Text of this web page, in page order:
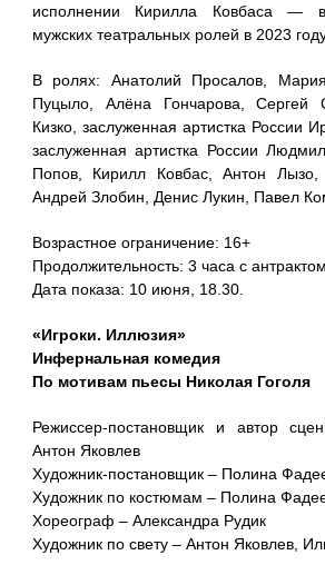
исполнении Кирилла Ковбаса —
мужских театральных ролей в 2023
В ролях: Анатолий Просалов,
Пуцыло, Алёна Гончарова, Сергей
Кизко, заслуженная артистка России
заслуженная артистка России
Попов, Кирилл Ковбас, Антон Лызо,
Андрей Злобин, Денис Лукин, Павел
Возрастное ограничение: 16+
Продолжительность: 3 часа с антрактом
Дата показа: 10 июня, 18.30.
«Игроки. Иллюзия»
Инфернальная комедия
По мотивам пьесы Николая Гоголя
Режиссер-постановщик и автор
Антон Яковлев
Художник-постановщик – Полина
Художник по костюмам – Полина
Хореограф – Александра Рудик
Художник по свету – Антон Яковлев,